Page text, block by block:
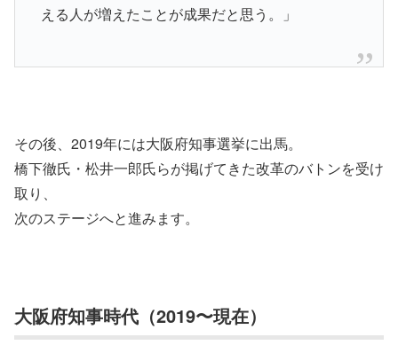
える人が増えたことが成果だと思う。」
その後、2019年には大阪府知事選挙に出馬。
橋下徹氏・松井一郎氏らが掲げてきた改革のバトンを受け
取り、
次のステージへと進みます。
大阪府知事時代（2019〜現在）